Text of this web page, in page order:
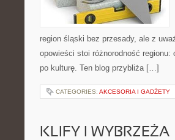
region śląski bez przesady, ale z
opowieści stoi różnorodność
po kulturę. Ten blog przybliża […]
CATEGORIES: AKCESORIA I GADŻETY
KLIFY I WYBRZEŻA